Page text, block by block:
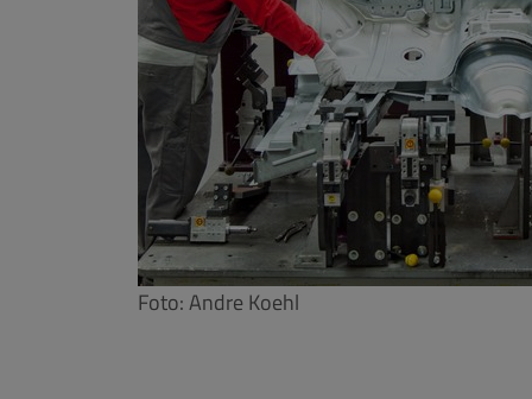
Foto: Andre Koehl